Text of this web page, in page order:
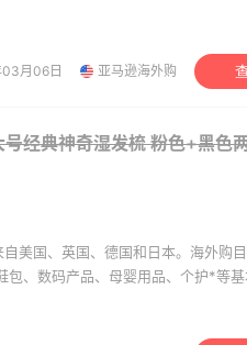
月06日 亚马逊海外购
经典神奇湿发梳 粉色+黑色
美国、英国、德国和日本。海外购
、数码产品、母婴用品、个护*等基